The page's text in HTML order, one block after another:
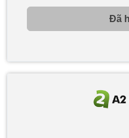
Đã